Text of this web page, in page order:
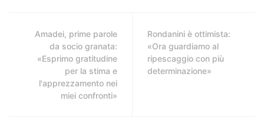
Amadei, prime parole
da socio granata:
«Esprimo gratitudine
per la stima e
l'apprezzamento nei
miei confronti»
Rondanini è ottimista:
«Ora guardiamo al
ripescaggio con più
determinazione»